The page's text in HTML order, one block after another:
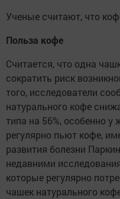
Ученые считают, что
Польза кофе
Считается, что одна
сократить риск
того, исследователи
натурального кофе
типа на 56%, особенно
регулярно пьют кофе,
развития болезни
недавними
которые регулярно
чашек натурального